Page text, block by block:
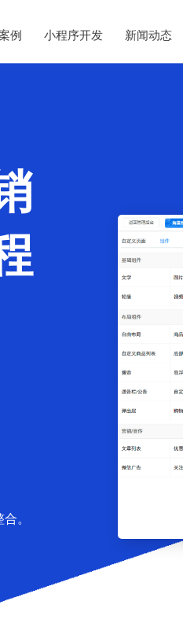
例 小程序开发 新闻动态
。